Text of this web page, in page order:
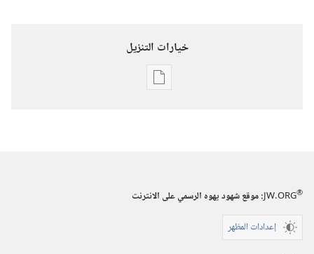
خيارات التنزيل
خيارات
الدراسية)‏
JW.ORG®
:‏ موقع شهود يهوه الرسمي على الانترنت
إعدادات المظهر